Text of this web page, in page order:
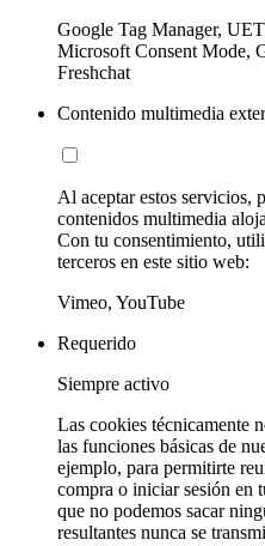
Google Tag Manager,
Microsoft Consent Mode,
Freshchat
Contenido multimedia
Al aceptar estos servicios,
contenidos multimedia
Con tu consentimiento,
terceros en este sitio web:
Vimeo, YouTube
Requerido
Siempre activo
Las cookies técnicamente
las funciones básicas de
ejemplo, para permitirte
compra o iniciar sesión en
que no podemos sacar
resultantes nunca se